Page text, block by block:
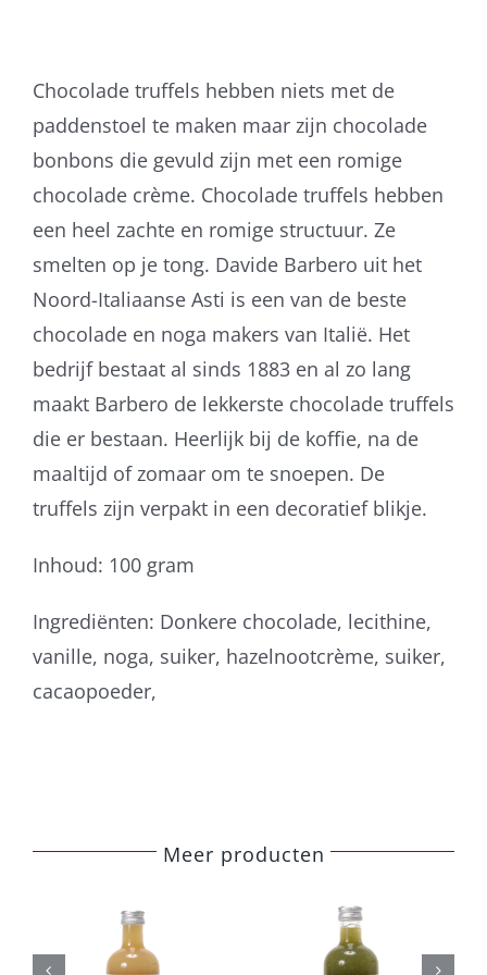
Chocolade truffels hebben niets met de
paddenstoel te maken maar zijn chocolade
bonbons die gevuld zijn met een romige
chocolade crème. Chocolade truffels hebben
een heel zachte en romige structuur. Ze
smelten op je tong. Davide Barbero uit het
Noord-Italiaanse Asti is een van de beste
chocolade en noga makers van Italië. Het
bedrijf bestaat al sinds 1883 en al zo lang
maakt Barbero de lekkerste chocolade truffels
die er bestaan. Heerlijk bij de koffie, na de
maaltijd of zomaar om te snoepen. De
truffels zijn verpakt in een decoratief blikje.
Inhoud: 100 gram
Ingrediënten: Donkere chocolade, lecithine,
vanille, noga, suiker, hazelnootcrème, suiker,
cacaopoeder,
Meer producten
Belberry
Belberry